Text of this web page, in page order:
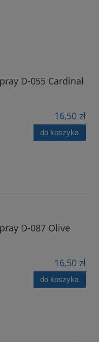
D-055 Cardinal
16,50 zł
do koszyka
D-087 Olive
16,50 zł
do koszyka